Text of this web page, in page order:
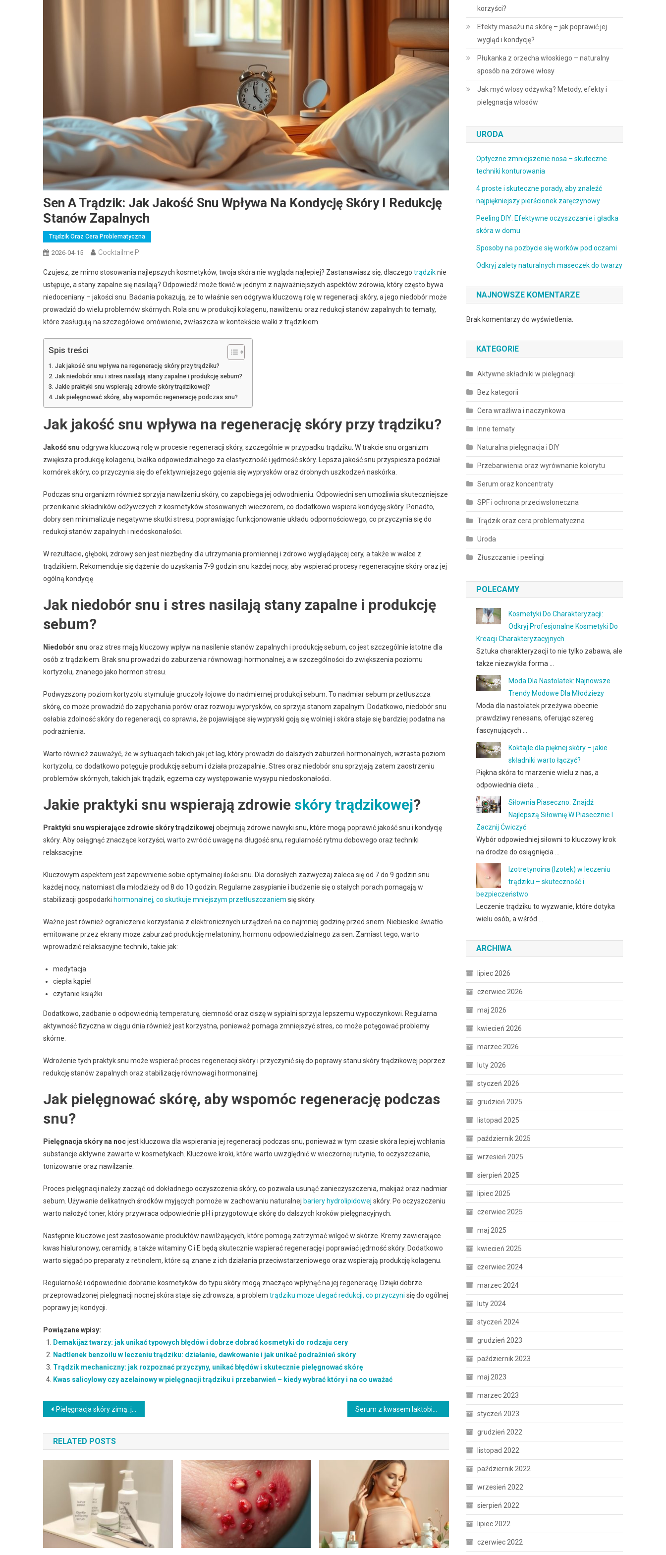
Sen A Trądzik: Jak Jakość Snu Wpływa Na Kondycję Skóry I Redukcję
Stanów Zapalnych
Trądzik Oraz Cera Problematyczna
2026-04-15 Cocktailme.pl
Czujesz, że mimo stosowania najlepszych kosmetyków, twoja skóra nie wygląda najlepiej? Zastanawiasz się, dlaczego trądziknie
ustępuje, a stany zapalne się nasilają? Odpowiedź może tkwić w jednym z najważniejszych aspektów zdrowia, który często bywa
niedoceniany – jakości snu. Badania pokazują, że to właśnie sen odgrywa kluczową rolę w regeneracji skóry, a jego niedobór może
prowadzić do wielu problemów skórnych. Rola snu w produkcji kolagenu, nawilżeniu oraz redukcji stanów zapalnych to tematy,
które zasługują na szczegółowe omówienie, zwłaszcza w kontekście walki z trądzikiem.
Spis treści
Jak jakość snu wpływa na regenerację skóry przy trądziku?
Jak niedobór snu i stres nasilają stany zapalne i produkcję sebum?
Jakie praktyki snu wspierają zdrowie skóry trądzikowej?
Jak pielęgnować skórę, aby wspomóc regenerację podczas snu?
Jak jakość snu wpływa na regenerację skóry przy trądziku?
Jakość snu odgrywa kluczową rolę w procesie regeneracji skóry, szczególnie w przypadku trądziku. W trakcie snu organizm
zwiększa produkcję kolagenu, białka odpowiedzialnego za elastyczność i jędrność skóry. Lepsza jakość snu przyspiesza podział
komórek skóry, co przyczynia się do efektywniejszego gojenia się wyprysków oraz drobnych uszkodzeń naskórka.
Podczas snu organizm również sprzyja nawilżeniu skóry, co zapobiega jej odwodnieniu. Odpowiedni sen umożliwia skuteczniejsze
przenikanie składników odżywczych z kosmetyków stosowanych wieczorem, co dodatkowo wspiera kondycję skóry. Ponadto,
dobry sen minimalizuje negatywne skutki stresu, poprawiając funkcjonowanie układu odpornościowego, co przyczynia się do
redukcji stanów zapalnych i niedoskonałości.
W rezultacie, głęboki, zdrowy sen jest niezbędny dla utrzymania promiennej i zdrowo wyglądającej cery, a także w walce z
trądzikiem. Rekomenduje się dążenie do uzyskania 7-9 godzin snu każdej nocy, aby wspierać procesy regeneracyjne skóry oraz jej
ogólną kondycję.
Jak niedobór snu i stres nasilają stany zapalne i produkcję
sebum?
Niedobór snu oraz stres mają kluczowy wpływ na nasilenie stanów zapalnych i produkcję sebum, co jest szczególnie istotne dla
osób z trądzikiem. Brak snu prowadzi do zaburzenia równowagi hormonalnej, a w szczególności do zwiększenia poziomu
kortyzolu, znanego jako hormon stresu.
Podwyższony poziom kortyzolu stymuluje gruczoły łojowe do nadmiernej produkcji sebum. To nadmiar sebum przetłuszcza
skórę, co może prowadzić do zapychania porów oraz rozwoju wyprysków, co sprzyja stanom zapalnym. Dodatkowo, niedobór snu
osłabia zdolność skóry do regeneracji, co sprawia, że pojawiające się wypryski goją się wolniej i skóra staje się bardziej podatna na
podrażnienia.
Warto również zauważyć, że w sytuacjach takich jak jet lag, który prowadzi do dalszych zaburzeń hormonalnych, wzrasta poziom
kortyzolu, co dodatkowo potęguje produkcję sebum i działa prozapalnie. Stres oraz niedobór snu sprzyjają zatem zaostrzeniu
problemów skórnych, takich jak trądzik, egzema czy występowanie wysypu niedoskonałości.
Jakie praktyki snu wspierają zdrowie skóry trądzikowej?
Praktyki snu wspierające zdrowie skóry trądzikowej obejmują zdrowe nawyki snu, które mogą poprawić jakość snu i kondycję
skóry. Aby osiągnąć znaczące korzyści, warto zwrócić uwagę na długość snu, regularność rytmu dobowego oraz techniki
relaksacyjne.
Kluczowym aspektem jest zapewnienie sobie optymalnej ilości snu. Dla dorosłych zazwyczaj zaleca się od 7 do 9 godzin snu
każdej nocy, natomiast dla młodzieży od 8 do 10 godzin. Regularne zasypianie i budzenie się o stałych porach pomagają w
stabilizacji gospodarki hormonalnej, co skutkuje mniejszym przetłuszczaniem się skóry.
Ważne jest również ograniczenie korzystania z elektronicznych urządzeń na co najmniej godzinę przed snem. Niebieskie światło
emitowane przez ekrany może zaburzać produkcję melatoniny, hormonu odpowiedzialnego za sen. Zamiast tego, warto
wprowadzić relaksacyjne techniki, takie jak:
medytacja
ciepła kąpiel
czytanie książki
Dodatkowo, zadbanie o odpowiednią temperaturę, ciemność oraz ciszę w sypialni sprzyja lepszemu wypoczynkowi. Regularna
aktywność fizyczna w ciągu dnia również jest korzystna, ponieważ pomaga zmniejszyć stres, co może potęgować problemy
skórne.
Wdrożenie tych praktyk snu może wspierać proces regeneracji skóry i przyczynić się do poprawy stanu skóry trądzikowej poprzez
redukcję stanów zapalnych oraz stabilizację równowagi hormonalnej.
Jak pielęgnować skórę, aby wspomóc regenerację podczas
snu?
Pielęgnacja skóry na nocjest kluczowa dla wspierania jej regeneracji podczas snu, ponieważ w tym czasie skóra lepiej wchłania
substancje aktywne zawarte w kosmetykach. Kluczowe kroki, które warto uwzględnić w wieczornej rutynie, to oczyszczanie,
tonizowanie oraz nawilżanie.
Proces pielęgnacji należy zacząć od dokładnego oczyszczenia skóry, co pozwala usunąć zanieczyszczenia, makijaż oraz nadmiar
sebum. Używanie delikatnych środków myjących pomoże w zachowaniu naturalnej bariery hydrolipidowej skóry. Po oczyszczeniu
warto nałożyć toner, który przywraca odpowiednie pH i przygotowuje skórę do dalszych kroków pielęgnacyjnych.
Następnie kluczowe jest zastosowanie produktów nawilżających, które pomogą zatrzymać wilgoć w skórze. Kremy zawierające
kwas hialuronowy, ceramidy, a także witaminy C i E będą skutecznie wspierać regenerację i poprawiać jędrność skóry. Dodatkowo
warto sięgać po preparaty z retinolem, które są znane z ich działania przeciwstarzeniowego oraz wspierają produkcję kolagenu.
Regularność i odpowiednie dobranie kosmetyków do typu skóry mogą znacząco wpłynąć na jej regenerację. Dzięki dobrze
przeprowadzonej pielęgnacji nocnej skóra staje się zdrowsza, a problem trądziku może ulegać redukcji, co przyczyni się do ogólnej
poprawy jej kondycji.
Powiązane wpisy:
Demakijaż twarzy: jak unikać typowych błędów i dobrze dobrać kosmetyki do rodzaju cery
Nadtlenek benzoilu w leczeniu trądziku: działanie, dawkowanie i jak unikać podrażnień skóry
Trądzik mechaniczny: jak rozpoznać przyczyny, unikać błędów i skutecznie pielęgnować skórę
Kwas salicylowy czy azelainowy w pielęgnacji trądziku i przebarwień – kiedy wybrać który i na co uważać
Nawigacja
wpisu
Pielęgnacja skóry zimą: jak chronić i nawilżać cerę wrażliwą w trudnych warunkach pogodowych Serum z kwasem laktobionowym: delikatna pielęgnacja skóry wrażliwej i problematycznej z efektem nawilżenia i rozjaśnienia
RELATED POSTS
korzyści?
Efekty masażu na skórę – jak poprawić jej
wygląd i kondycję?
Płukanka z orzecha włoskiego – naturalny
sposób na zdrowe włosy
Jak myć włosy odżywką? Metody, efekty i
pielęgnacja włosów
URODA
Optyczne zmniejszenie nosa – skuteczne
techniki konturowania
4 proste i skuteczne porady, aby znaleźć
najpiękniejszy pierścionek zaręczynowy
Peeling DIY: Efektywne oczyszczanie i gładka
skóra w domu
Sposoby na pozbycie się worków pod oczami
Odkryj zalety naturalnych maseczek do twarzy
NAJNOWSZE KOMENTARZE
Brak komentarzy do wyświetlenia.
KATEGORIE
Aktywne składniki w pielęgnacji
Bez kategorii
Cera wrażliwa i naczynkowa
Inne tematy
Naturalna pielęgnacja i DIY
Przebarwienia oraz wyrównanie kolorytu
Serum oraz koncentraty
SPF i ochrona przeciwsłoneczna
Trądzik oraz cera problematyczna
Uroda
Złuszczanie i peelingi
POLECAMY
Kosmetyki Do Charakteryzacji:
Odkryj Profesjonalne Kosmetyki Do
Kreacji Charakteryzacyjnych
Sztuka charakteryzacji to nie tylko zabawa, ale
także niezwykła forma …
Moda Dla Nastolatek: Najnowsze
Trendy Modowe Dla Młodzieży
Moda dla nastolatek przeżywa obecnie
prawdziwy renesans, oferując szereg
fascynujących …
Koktajle dla pięknej skóry – jakie
składniki warto łączyć?
Piękna skóra to marzenie wielu z nas, a
odpowiednia dieta …
Siłownia Piaseczno: Znajdź
Najlepszą Siłownię W Piasecznie I
Zacznij Ćwiczyć
Wybór odpowiedniej siłowni to kluczowy krok
na drodze do osiągnięcia …
Izotretynoina (Izotek) w leczeniu
trądziku – skuteczność i
bezpieczeństwo
Leczenie trądziku to wyzwanie, które dotyka
wielu osób, a wśród …
ARCHIWA
lipiec 2026
czerwiec 2026
maj 2026
kwiecień 2026
marzec 2026
luty 2026
styczeń 2026
grudzień 2025
listopad 2025
październik 2025
wrzesień 2025
sierpień 2025
lipiec 2025
czerwiec 2025
maj 2025
kwiecień 2025
czerwiec 2024
marzec 2024
luty 2024
styczeń 2024
grudzień 2023
październik 2023
maj 2023
marzec 2023
styczeń 2023
grudzień 2022
listopad 2022
październik 2022
wrzesień 2022
sierpień 2022
lipiec 2022
czerwiec 2022